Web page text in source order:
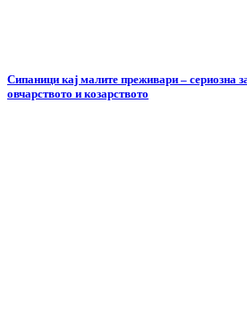
Сипаници кај малите преживари – сериозна
овчарството и козарството